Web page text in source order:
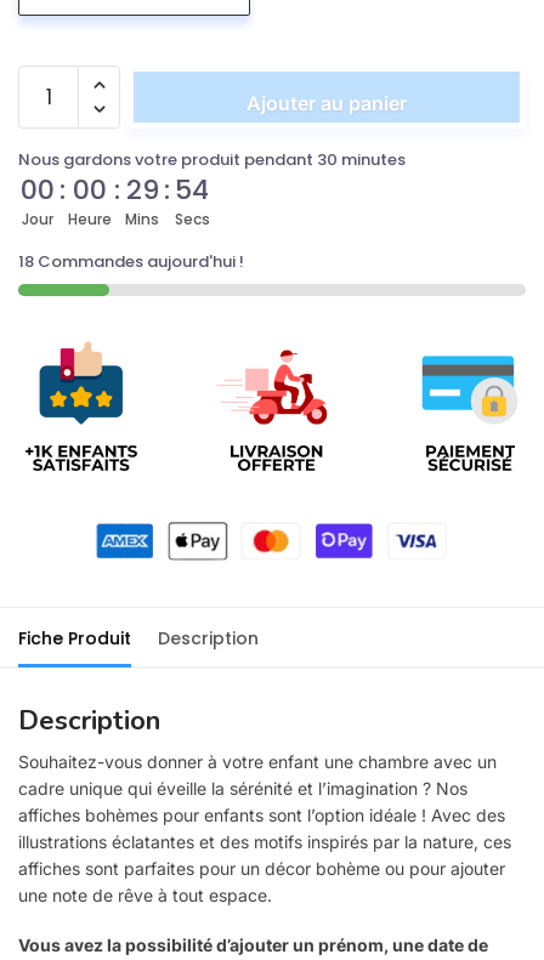
Ajouter au panier
Nous gardons votre produit pendant 30 minutes
00
Jour
: 00
Heure
: 29
Mins
:54
Secs
18 Commandes aujourd'hui !
Fiche Produit Description
Description
Souhaitez-vous donner à votre enfant une chambre avec un
cadre unique qui éveille la sérénité et l’imagination ? Nos
affiches bohèmes pour enfants sont l’option idéale ! Avec des
illustrations éclatantes et des motifs inspirés par la nature, ces
affiches sont parfaites pour un décor bohème ou pour ajouter
une note de rêve à tout espace.
Vous avez la possibilité d’ajouter un prénom, une date de